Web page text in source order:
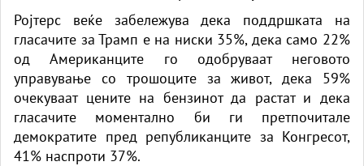
Ројтерс веќе забележува дека поддршката на
гласачите за Трамп е на ниски 35%, дека само 22%
од Американците го одобруваат неговото
управување со трошоците за живот, дека 59%
очекуваат цените на бензинот да растат и дека
гласачите моментално би ги претпочитале
демократите пред републиканците за Конгресот,
41% наспроти 37%.